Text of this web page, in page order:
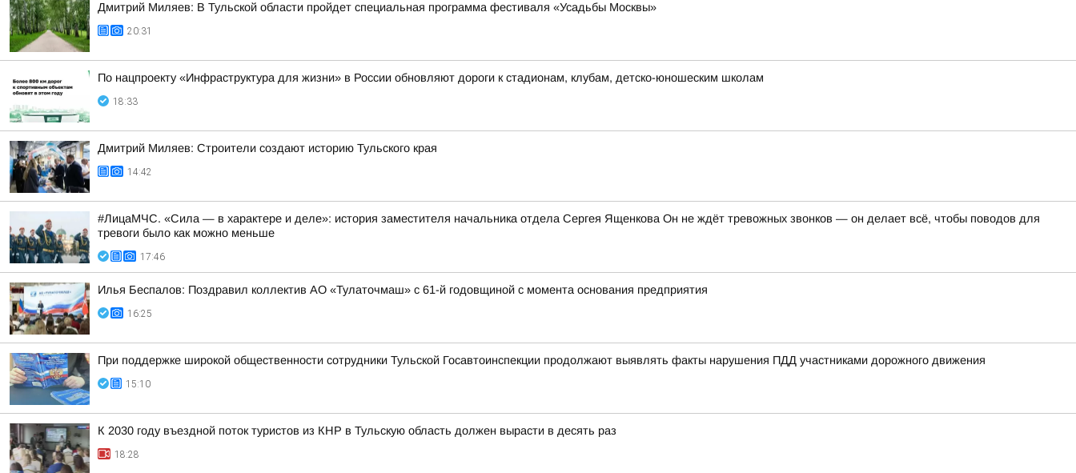
Дмитрий Миляев: В Тульской области пройдет специальная программа фестиваля «Усадьбы Москвы»
20:31
По нацпроекту «Инфраструктура для жизни» в России обновляют дороги к стадионам, клубам, детско-юношеским школам
18:33
Дмитрий Миляев: Строители создают историю Тульского края
14:42
#ЛицаМЧС. «Сила — в характере и деле»: история заместителя начальника отдела Сергея Ященкова Он не ждёт тревожных звонков — он делает всё, чтобы поводов для
тревоги было как можно меньше
17:46
Илья Беспалов: Поздравил коллектив АО «Тулаточмаш» с 61-й годовщиной с момента основания предприятия
16:25
При поддержке широкой общественности сотрудники Тульской Госавтоинспекции продолжают выявлять факты нарушения ПДД участниками дорожного движения
15:10
К 2030 году въездной поток туристов из КНР в Тульскую область должен вырасти в десять раз
18:28